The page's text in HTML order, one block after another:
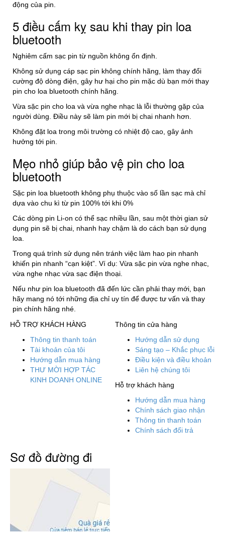
động của pin.
5 điều cấm kỵ sau khi thay pin loa
bluetooth
Nghiêm cấm sạc pin từ nguồn không ổn định.
Không sử dụng cáp sạc pin không chính hãng, làm thay đổi
cường độ dòng điện, gây hư hại cho pin mặc dù bạn mới thay
pin cho loa bluetooth chính hãng.
Vừa sặc pin cho loa và vừa nghe nhạc là lỗi thường gặp của
người dùng. Điều này sẽ làm pin mới bị chai nhanh hơn.
Không đặt loa trong môi trường có nhiệt độ cao, gây ảnh
hưởng tới pin.
Mẹo nhỏ giúp bảo vệ pin cho loa
bluetooth
Sặc pin loa bluetooth không phụ thuộc vào số lần sạc mà chỉ
dựa vào chu kì từ pin 100% tới khi 0%
Các dòng pin Li-on có thể sạc nhiều lần, sau một thời gian sử
dụng pin sẽ bị chai, nhanh hay chậm là do cách bạn sử dụng
loa.
Trong quá trình sử dụng nên tránh việc làm hao pin nhanh
khiến pin nhanh “cạn kiệt”. Ví dụ: Vừa sặc pin vừa nghe nhạc,
vừa nghe nhạc vừa sạc điện thoại.
Nếu như pin loa bluetooth đã đến lức cần phải thay mới, bạn
hãy mang nó tới những địa chỉ uy tín để được tư vấn và thay
pin chính hãng nhé.
HỖ TRỢ KHÁCH HÀNG
Thông tin thanh toán
Tài khoản của tôi
Hướng dẫn mua hàng
THƯ MỜI HỢP TÁC
KINH DOANH ONLINE
Thông tin cửa hàng
Hướng dẫn sử dụng
Sáng tạo – Khắc phục lỗi
Điều kiện và điều khoản
Liên hệ chúng tôi
Hỗ trợ khách hàng
Hướng dẫn mua hàng
Chính sách giao nhận
Thông tin thanh toán
Chính sách đổi trả
Sơ đồ đường đi